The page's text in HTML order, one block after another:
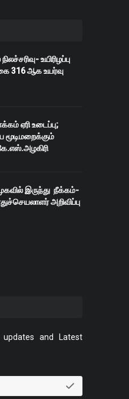
உயிரிழப்பு
316 ஆக உயர்வு
ஏரி உடைப்பு;
இருந்து நீக்கம்-
அறிவிப்பு
and Latest